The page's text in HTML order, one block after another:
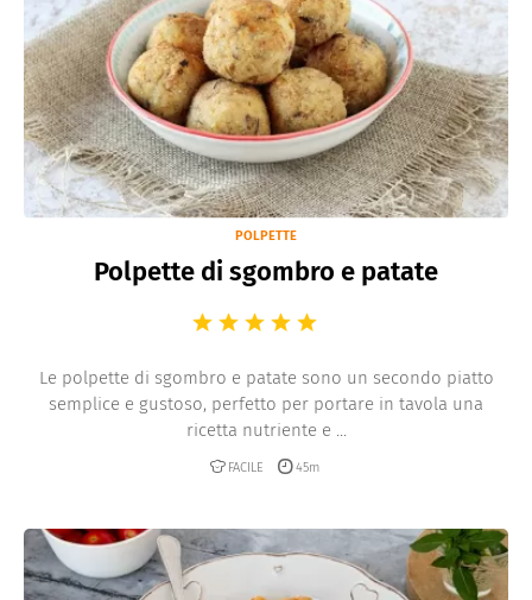
POLPETTE
Polpette di sgombro e patate
Le polpette di sgombro e patate sono un secondo piatto
semplice e gustoso, perfetto per portare in tavola una
ricetta nutriente e ...
FACILE 45m